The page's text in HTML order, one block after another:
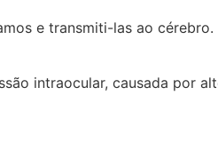
e transmiti-las ao
intraocular, causada por